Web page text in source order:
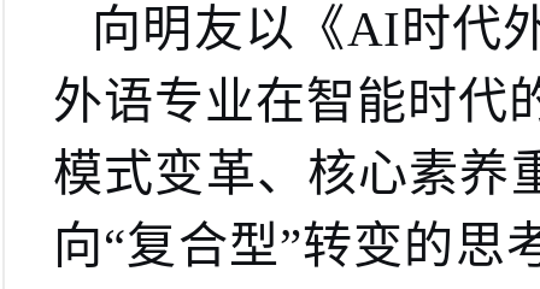
向明友以《AI时代
外语专业在智能时代
模式变革、核心素养
向“复合型”转变的思